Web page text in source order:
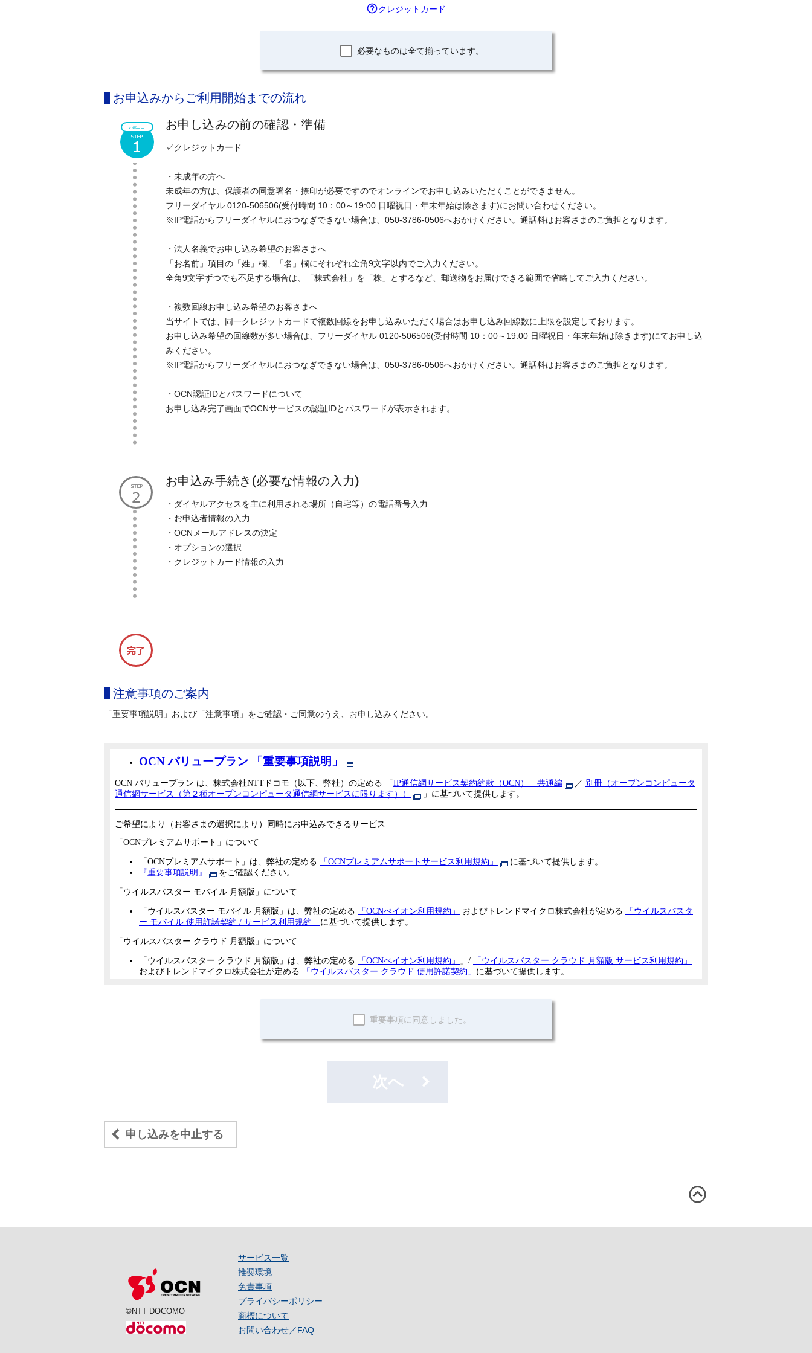
help_outlineクレジットカード
必要なものは全て揃っています。
お申込みからご利用開始までの流れ
お申し込みの前の確認・準備
✓クレジットカード
・未成年の方へ
未成年の方は、保護者の同意署名・捺印が必要ですのでオンラインでお申し込みいただくことができません。
フリーダイヤル 0120-506506(受付時間 10：00～19:00 日曜祝日・年末年始は除きます)にお問い合わせください。
※IP電話からフリーダイヤルにおつなぎできない場合は、050-3786-0506へおかけください。通話料はお客さまのご負担となります。
・法人名義でお申し込み希望のお客さまへ
「お名前」項目の「姓」欄、「名」欄にそれぞれ全角9文字以内でご入力ください。
全角9文字ずつでも不足する場合は、「株式会社」を「株」とするなど、郵送物をお届けできる範囲で省略してご入力ください。
・複数回線お申し込み希望のお客さまへ
当サイトでは、同一クレジットカードで複数回線をお申し込みいただく場合はお申し込み回線数に上限を設定しております。
お申し込み希望の回線数が多い場合は、フリーダイヤル 0120-506506(受付時間 10：00～19:00 日曜祝日・年末年始は除きます)にてお申し込
みください。
※IP電話からフリーダイヤルにおつなぎできない場合は、050-3786-0506へおかけください。通話料はお客さまのご負担となります。
・OCN認証IDとパスワードについて
お申し込み完了画面でOCNサービスの認証IDとパスワードが表示されます。
お申込み手続き(必要な情報の入力)
・ダイヤルアクセスを主に利用される場所（自宅等）の電話番号入力
・お申込者情報の入力
・OCNメールアドレスの決定
・オプションの選択
・クレジットカード情報の入力
注意事項のご案内
「重要事項説明」および「注意事項」をご確認・ご同意のうえ、お申し込みください。
重要事項に同意しました。
次へ
申し込みを中止する
©NTT DOCOMO
サービス一覧
推奨環境
免責事項
プライバシーポリシー
商標について
お問い合わせ／FAQ